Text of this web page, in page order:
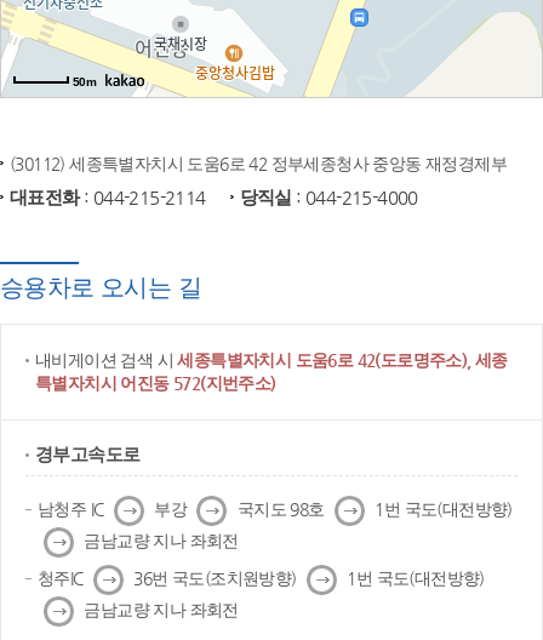
50m
(30112) 세종특별자치시 도움6로 42 정부세종청사 중앙동 재정경제부
대표전화: 044-215-2114 당직실 : 044-215-4000
승용차로 오시는 길
내비게이션 검색 시세종특별자치시 도움6로 42(도로명주소), 세종
특별자치시 어진동 572(지번주소)
경부고속도로
남청주 IC 다
음
부강 다
음
국지도 98호 다
음
1번 국도(대전방향)
다
음
금남교량 지나 좌회전
청주IC 다
음
36번 국도(조치원방향) 다
음
1번 국도(대전방향)
다
음
금남교량 지나 좌회전